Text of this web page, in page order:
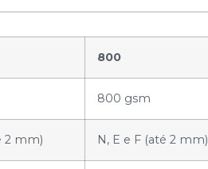
800
800 gsm
2 mm) N, E e F (até 2 mm)